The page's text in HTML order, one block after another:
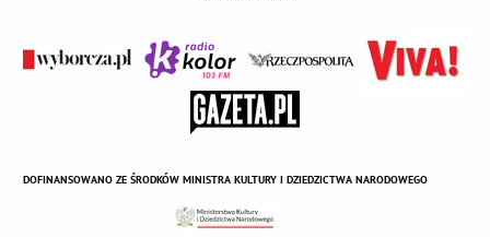
DOFINANSOWANO ZE ŚRODKÓW MINISTRA KULTURY I DZIEDZICTWA NARODOWEGO